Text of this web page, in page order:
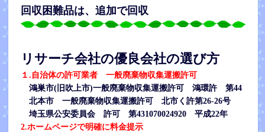
回収困難品は、追加で回収
リサーチ会社の優良会社の選び方
１.自治体の許可業者 一般廃棄物収集運搬許可
鴻巣市(旧吹上市)一般廃棄物収集運搬許可 鴻環許 第44
北本市 一般廃棄物収集運搬許可 北市く許第26-26号
埼玉県公安委員会 許可 第431070024920 平成22年
2.ホームページで明確に料金提示